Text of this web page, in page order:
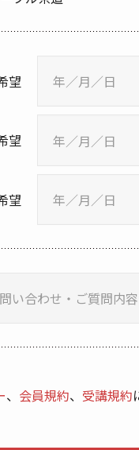
望
望
望
、 会員規約、 受講規約